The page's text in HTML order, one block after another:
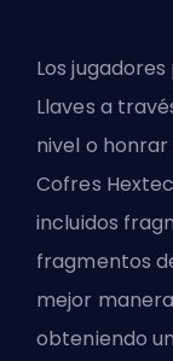
Los
Llaves a
nivel o
Cofres
incluidos
fragmentos
mejor
obteniendo